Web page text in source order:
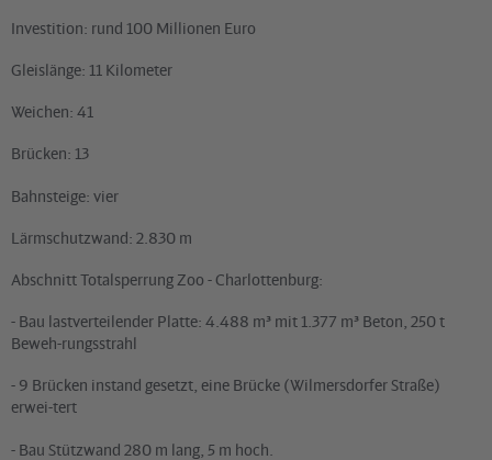
Investition: rund 100 Millionen Euro
Gleislänge: 11 Kilometer
Weichen: 41
Brücken: 13
Bahnsteige: vier
Lärmschutzwand: 2.830 m
Abschnitt Totalsperrung Zoo - Charlottenburg:
- Bau lastverteilender Platte: 4.488 m³ mit 1.377 m³ Beton, 250 t
Beweh-rungsstrahl
- 9 Brücken instand gesetzt, eine Brücke (Wilmersdorfer Straße)
erwei-tert
- Bau Stützwand 280 m lang, 5 m hoch.